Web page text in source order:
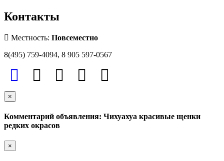
Контакты
Местность: Повсеместно
8(495) 759-4094, 8 905 597-0567
×
Комментарий объявления: Чихуахуа красивые щенки
редких окрасов
×